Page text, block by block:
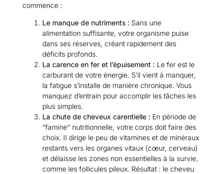
commence :
Le manque de nutriments : Sans une
alimentation suffisante, votre organisme puise
dans ses réserves, créant rapidement des
déficits profonds.
La carence en fer et l’épuisement : Le fer est le
carburant de votre énergie. S’il vient à manquer,
la fatigue s’installe de manière chronique. Vous
manquez d’entrain pour accomplir les tâches les
plus simples.
La chute de cheveux carentielle : En période de
“famine” nutritionnelle, votre corps doit faire des
choix. Il dirige le peu de vitamines et de minéraux
restants vers les organes vitaux (cœur, cerveau)
et délaisse les zones non essentielles à la survie,
comme les follicules pileux. Résultat : le cheveu